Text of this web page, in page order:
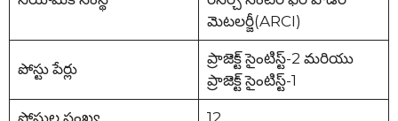
మెటలర్జీ(ARCI)
పోస్టు పేర్లు
ప్రాజెక్ట్ సైంటిస్ట్-2 మరియు
ప్రాజెక్ట్ సైంటిస్ట్-1